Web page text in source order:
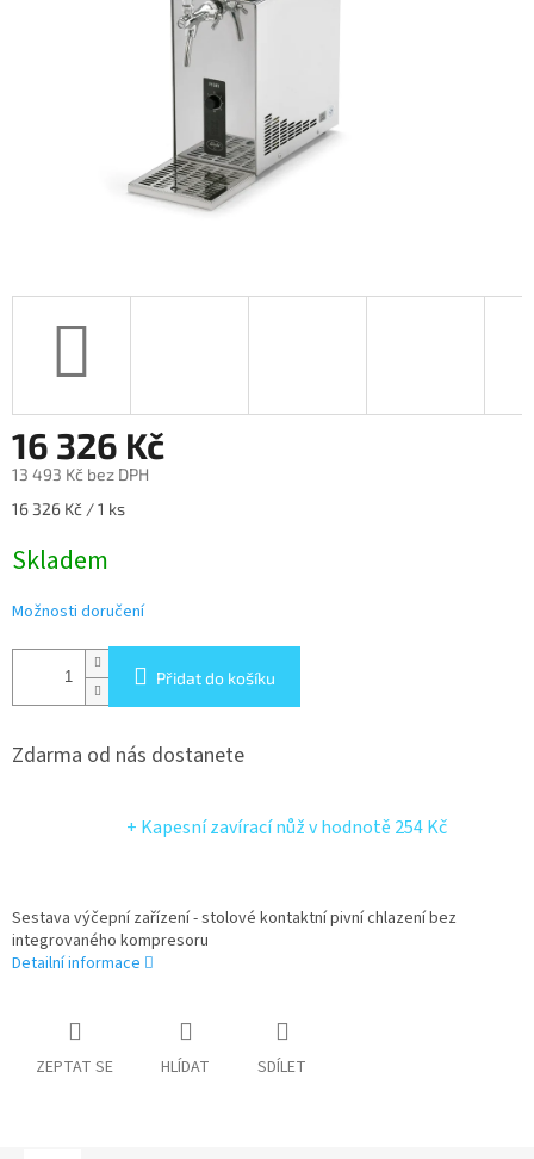
16 326 Kč
13 493 Kč bez DPH
Měrná
16 326 Kč / 1 ks
Skladem
Možnosti doručení
Přidat do košíku
Zdarma od nás dostanete
+ Kapesní zavírací nůžv hodnotě 254 Kč
Sestava výčepní zařízení - stolové kontaktní pivní chlazení bez
integrovaného kompresoru
Detailní informace
ZEPTAT SE HLÍDAT SDÍLET